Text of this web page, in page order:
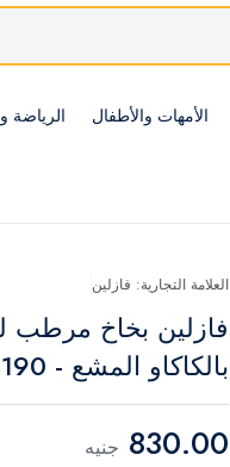
الأمهات والأطفال الرياضة
العلامة التجارية: فازلين
فازلين بخاخ مرطب
بالكاكاو المشع - 190 مل
830.00 جنيه